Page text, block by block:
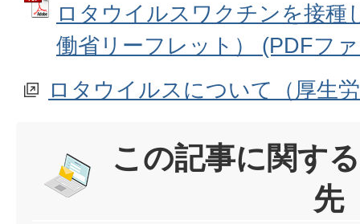
ロタウイルスワクチンを接種
働省リーフレット） (PDFフ
ロタウイルスについて（厚生
この記事に関す
先